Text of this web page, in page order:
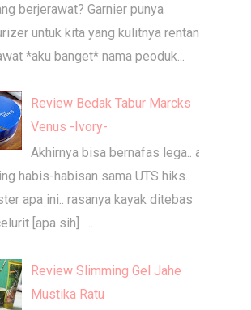
berjerawat? Garnier punya
untuk kita yang kulitnya rentan
*aku banget* nama peoduk...
Review Bedak Tabur Marcks
Venus -Ivory-
Akhirnya bisa bernafas lega.. aku
habis-habisan sama UTS hiks.
apa ini.. rasanya kayak ditebas
[apa sih] ...
Review Slimming Gel Jahe
Mustika Ratu